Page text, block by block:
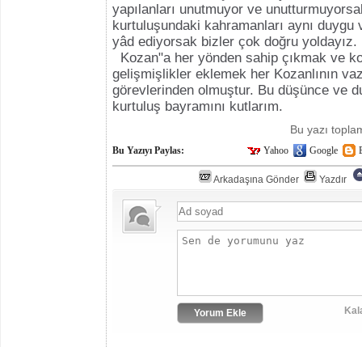
yapılanları unutmuyor ve
kurtuluşundaki kahramanları aynı duygu
yâd ediyorsak bizler çok doğru yoldayız.
Kozan"a her yönden sahip çıkmak ve
gelişmişlikler eklemek her Kozanlının
görevlerinden olmuştur. Bu düşünce ve
kurtuluş bayramını kutlarım.
Bu yazı
Bu Yazıyı Paylas: Yahoo Google
Arkadaşına Gönder Yazdır